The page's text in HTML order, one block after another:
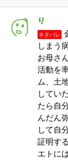
り
ネタバレ
しまう
お母さ
活動を
ム、土
してい
たら自
んだん
して自
証明す
エトに